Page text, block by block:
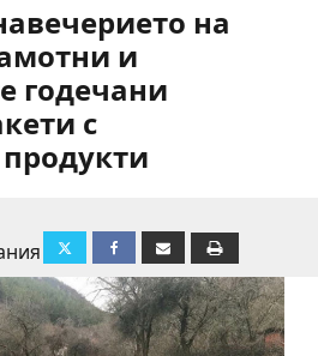
на
и
годечани
с